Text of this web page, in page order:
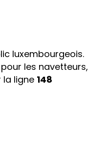
luxembourgeois.
pour les navetteurs,
la ligne 148